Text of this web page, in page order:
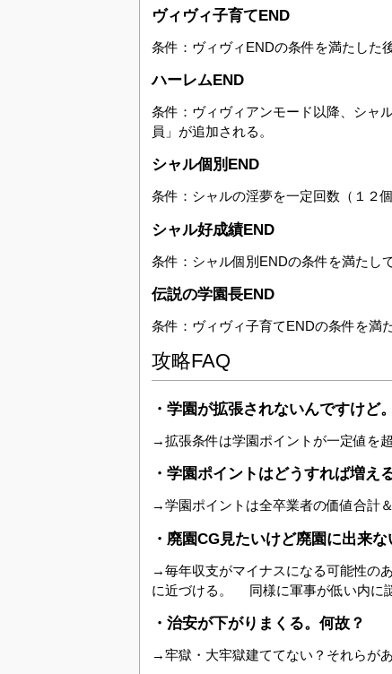
ヴィヴィ子育てEND
条件：ヴィヴィENDの条件を満たした
ハーレムEND
条件：ヴィヴィアンモード以降、シャ
員」が追加される。
シャル個別END
条件：シャルの淫夢を一定回数（１２
シャル好成績END
条件：シャル個別ENDの条件を満たし
伝説の学園長END
条件：ヴィヴィ子育てENDの条件を満
攻略FAQ
・学園が拡張されないんですけど。
→拡張条件は学園ポイントが一定値
・学園ポイントはどうすれば増え
→学園ポイントは全卒業者の価値合計
・廃園CG見たいけど廃園に出来な
→毎年収支がマイナスになる可能性の
に近づける。 同様に軍事が低い内に
・治安が下がりまくる。何故？
→牢獄・大牢獄建ててない？それらが